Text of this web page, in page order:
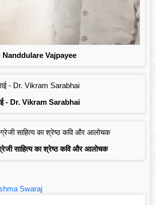
- Nanddulare Vajpayee
- Dr. Vikram Sarabhai
साहित्य का श्रेष्ठ कवि और आलोचक